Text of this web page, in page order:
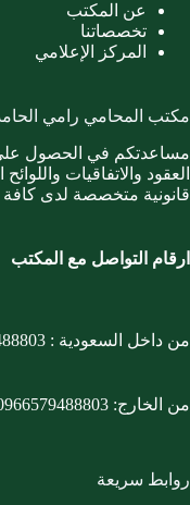
عن المكتب
تخصصاتنا
المركز الإعلامي
مكتب المحامي رامي
مساعدتكم في الحصول
العقود والاتفاقيات
قانونية متخصصة لدى
ارقام التواصل مع المكتب
من داخل السعودية :
من الخارج:
روابط سريعة